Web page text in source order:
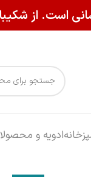
ادویه و
است. از